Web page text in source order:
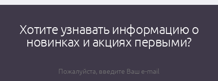
Хотите узнавать информацию о
новинках и акциях первыми?